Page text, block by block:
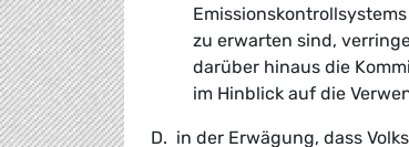
zu erwarten sind,
darüber hinaus die
im Hinblick auf die
D. in der Erwägung, dass